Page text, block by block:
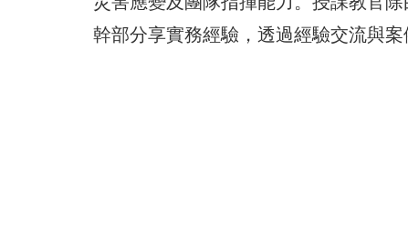
幹部分享實務經驗，透過經驗交流與